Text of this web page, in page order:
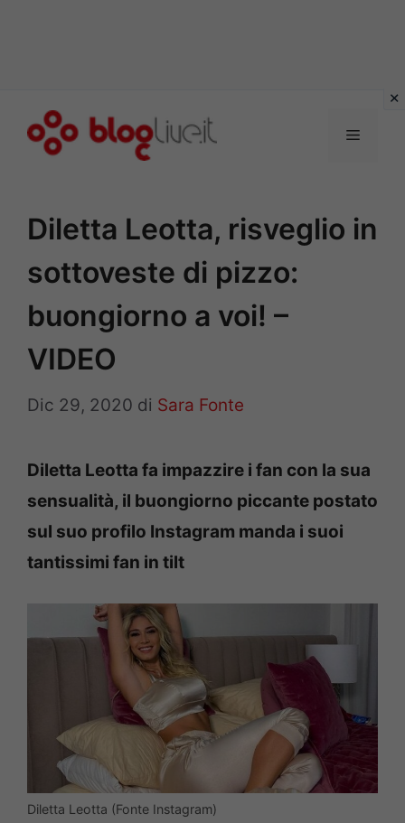
Menu
Diletta Leotta, risveglio in
sottoveste di pizzo:
buongiorno a voi! –
VIDEO
Dic 29, 2020 di Sara Fonte
Diletta Leotta fa impazzire i fan con la sua
sensualità, il buongiorno piccante postato
sul suo profilo Instagram manda i suoi
tantissimi fan in tilt
Diletta Leotta (Fonte Instagram)